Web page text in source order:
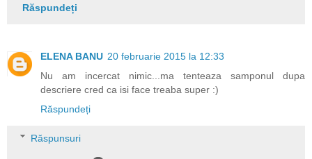
Răspundeți
ELENA BANU 20 februarie 2015 la 12:33
Nu am incercat nimic...ma tenteaza samponul dupa
descriere cred ca isi face treaba super :)
Răspundeți
Răspunsuri